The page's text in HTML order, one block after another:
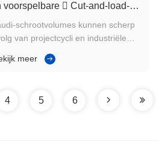
voorspelbare  Cut-and-load-
inkomende weken
schrootvolumes kunnen scherp
van projectcycli en industriële
werven die het best presteren het
meer
4 5 6